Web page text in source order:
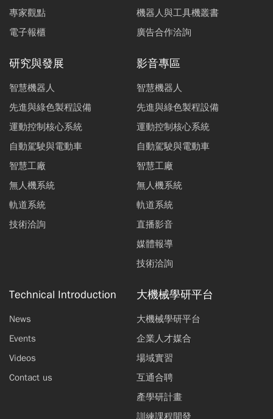
專家觀點
電子報櫃
機器人與工具機叢書
廣告合作洽詢
研究與發展
智慧機器人
先進與綠色製程設備
運動控制核心系統
自動駕駛與電動車
智慧工廠
無人機系統
軌道系統
技術洽詢
影音專區
智慧機器人
先進與綠色製程設備
運動控制核心系統
自動駕駛與電動車
智慧工廠
無人機系統
軌道系統
直播影音
媒體報導
技術洽詢
Technical Introduction
News
Events
Videos
Contact us
大機械學研平台
大機械學研平台
企業人才媒合
場域實習
互通合聘
產學研計畫
訓練課程開發